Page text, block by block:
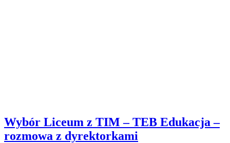
Wybór Liceum z TIM – TEB Edukacja –
rozmowa z dyrektorkami